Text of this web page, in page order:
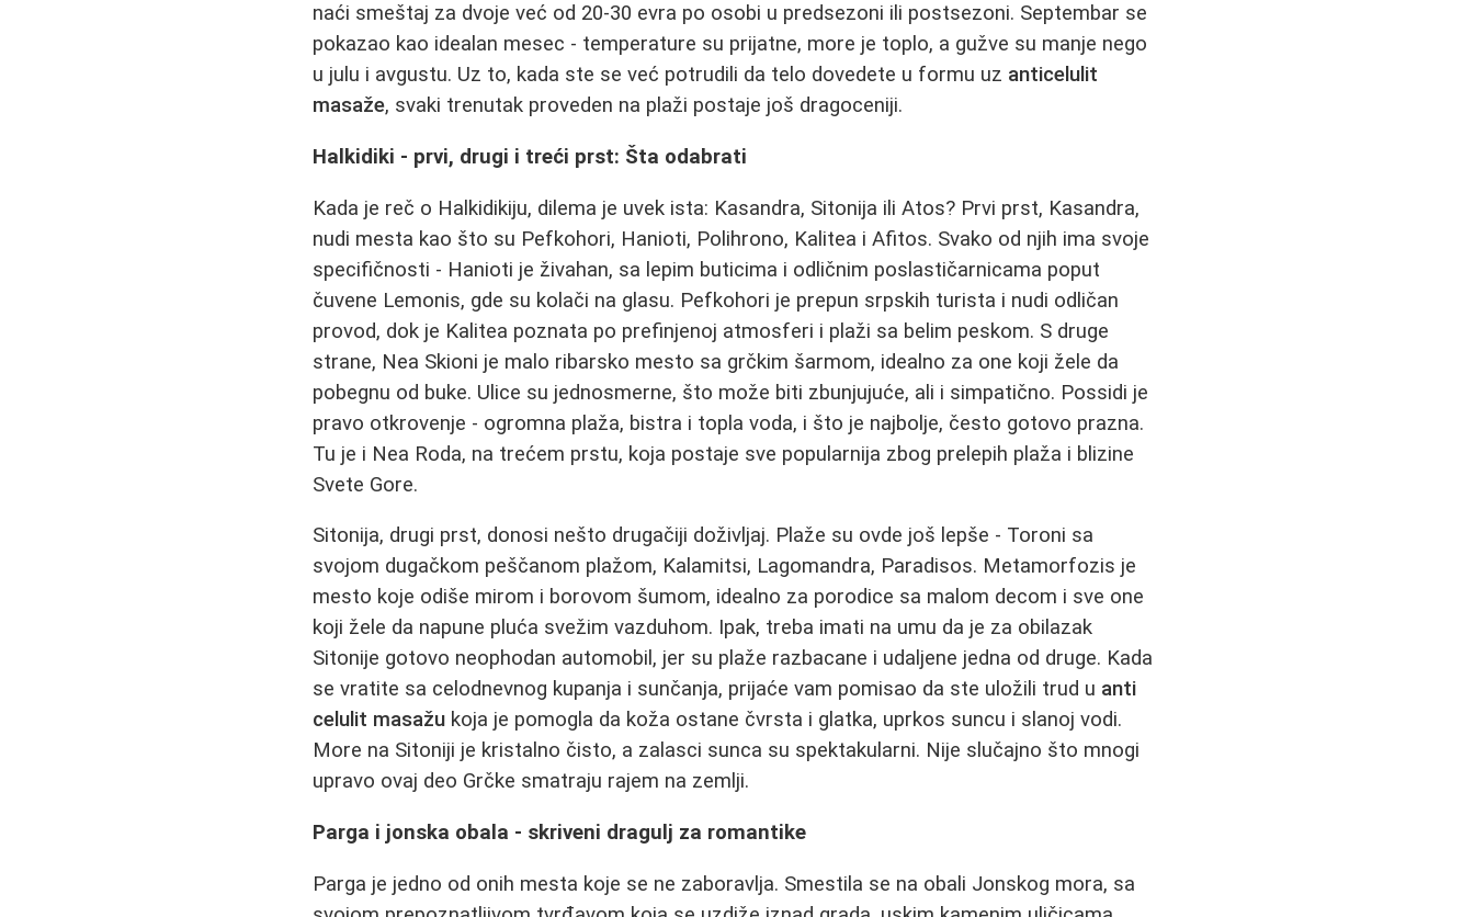
naći smeštaj za dvoje već od 20-30 evra po osobi u predsezoni ili postsezoni. Septembar se
pokazao kao idealan mesec - temperature su prijatne, more je toplo, a gužve su manje nego
u julu i avgustu. Uz to, kada ste se već potrudili da telo dovedete u formu uz anticelulit
masaže, svaki trenutak proveden na plaži postaje još dragoceniji.
Halkidiki - prvi, drugi i treći prst: Šta odabrati
Kada je reč o Halkidikiju, dilema je uvek ista: Kasandra, Sitonija ili Atos? Prvi prst, Kasandra,
nudi mesta kao što su Pefkohori, Hanioti, Polihrono, Kalitea i Afitos. Svako od njih ima svoje
specifičnosti - Hanioti je živahan, sa lepim buticima i odličnim poslastičarnicama poput
čuvene Lemonis, gde su kolači na glasu. Pefkohori je prepun srpskih turista i nudi odličan
provod, dok je Kalitea poznata po prefinjenoj atmosferi i plaži sa belim peskom. S druge
strane, Nea Skioni je malo ribarsko mesto sa grčkim šarmom, idealno za one koji žele da
pobegnu od buke. Ulice su jednosmerne, što može biti zbunjujuće, ali i simpatično. Possidi je
pravo otkrovenje - ogromna plaža, bistra i topla voda, i što je najbolje, često gotovo prazna.
Tu je i Nea Roda, na trećem prstu, koja postaje sve popularnija zbog prelepih plaža i blizine
Svete Gore.
Sitonija, drugi prst, donosi nešto drugačiji doživljaj. Plaže su ovde još lepše - Toroni sa
svojom dugačkom peščanom plažom, Kalamitsi, Lagomandra, Paradisos. Metamorfozis je
mesto koje odiše mirom i borovom šumom, idealno za porodice sa malom decom i sve one
koji žele da napune pluća svežim vazduhom. Ipak, treba imati na umu da je za obilazak
Sitonije gotovo neophodan automobil, jer su plaže razbacane i udaljene jedna od druge. Kada
se vratite sa celodnevnog kupanja i sunčanja, prijaće vam pomisao da ste uložili trud u anti
celulit masažu koja je pomogla da koža ostane čvrsta i glatka, uprkos suncu i slanoj vodi.
More na Sitoniji je kristalno čisto, a zalasci sunca su spektakularni. Nije slučajno što mnogi
upravo ovaj deo Grčke smatraju rajem na zemlji.
Parga i jonska obala - skriveni dragulj za romantike
Parga je jedno od onih mesta koje se ne zaboravlja. Smestila se na obali Jonskog mora, sa